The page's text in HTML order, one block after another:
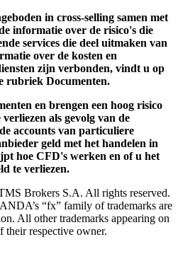
in cross-selling samen met
informatie over de risico's die
services die deel uitmaken van
over de kosten en
zijn verbonden, vindt u op
rubriek Documenten.
en brengen een hoog risico
als gevolg van de
accounts van particuliere
geld met het handelen in
hoe CFD's werken en of u het
te verliezen.
Brokers S.A. All rights reserved.
“fx” family of trademarks are
All other trademarks appearing on
their respective owner.